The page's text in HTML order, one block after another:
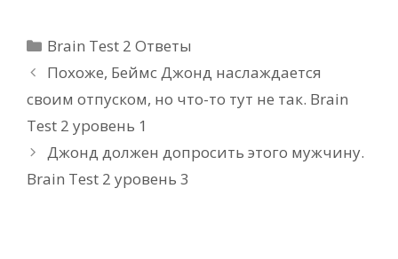
Рубрики
Brain Test 2 Ответы
Похоже, Беймс Джонд наслаждается
своим отпуском, но что-то тут не так. Brain
Test 2 уровень 1
Джонд должен допросить этого мужчину.
Brain Test 2 уровень 3